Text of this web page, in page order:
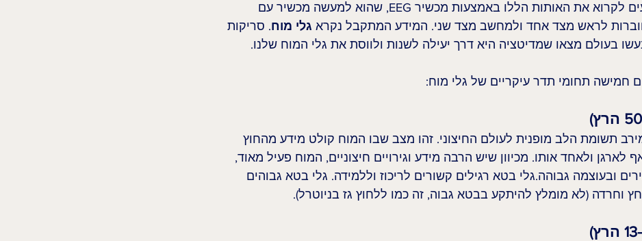
כיום מדענים יודעים לקרוא את האותות הללו באמצעות מכשיר EEG, שהוא למעשה מכשיר עם
לראש מצד אחד ולמחשב מצד שני. המידע המתקבל נקרא גלי מוח. סריקות
בעולם מצאו שמדיטציה היא דרך יעילה לשנות ולווסת את גלי המוח שלנו.
חמישה תחומי תדר עיקריים של גלי מוח:
תשומת הלב מופנית לעולם החיצוני. זהו מצב שבו המוח קולט מידע מהחוץ
לארגן ולאחד אותו. מכיוון שיש הרבה מידע וגירויים חיצוניים, המוח פעיל מאוד,
ובעוצמה גבוהה.גלי בטא רגילים קשורים לריכוז וללמידה. גלי בטא גבוהים
וחרדה (לא מומלץ להיתקע בבטא גבוה, זה כמו ללחוץ גז בניוטרל).